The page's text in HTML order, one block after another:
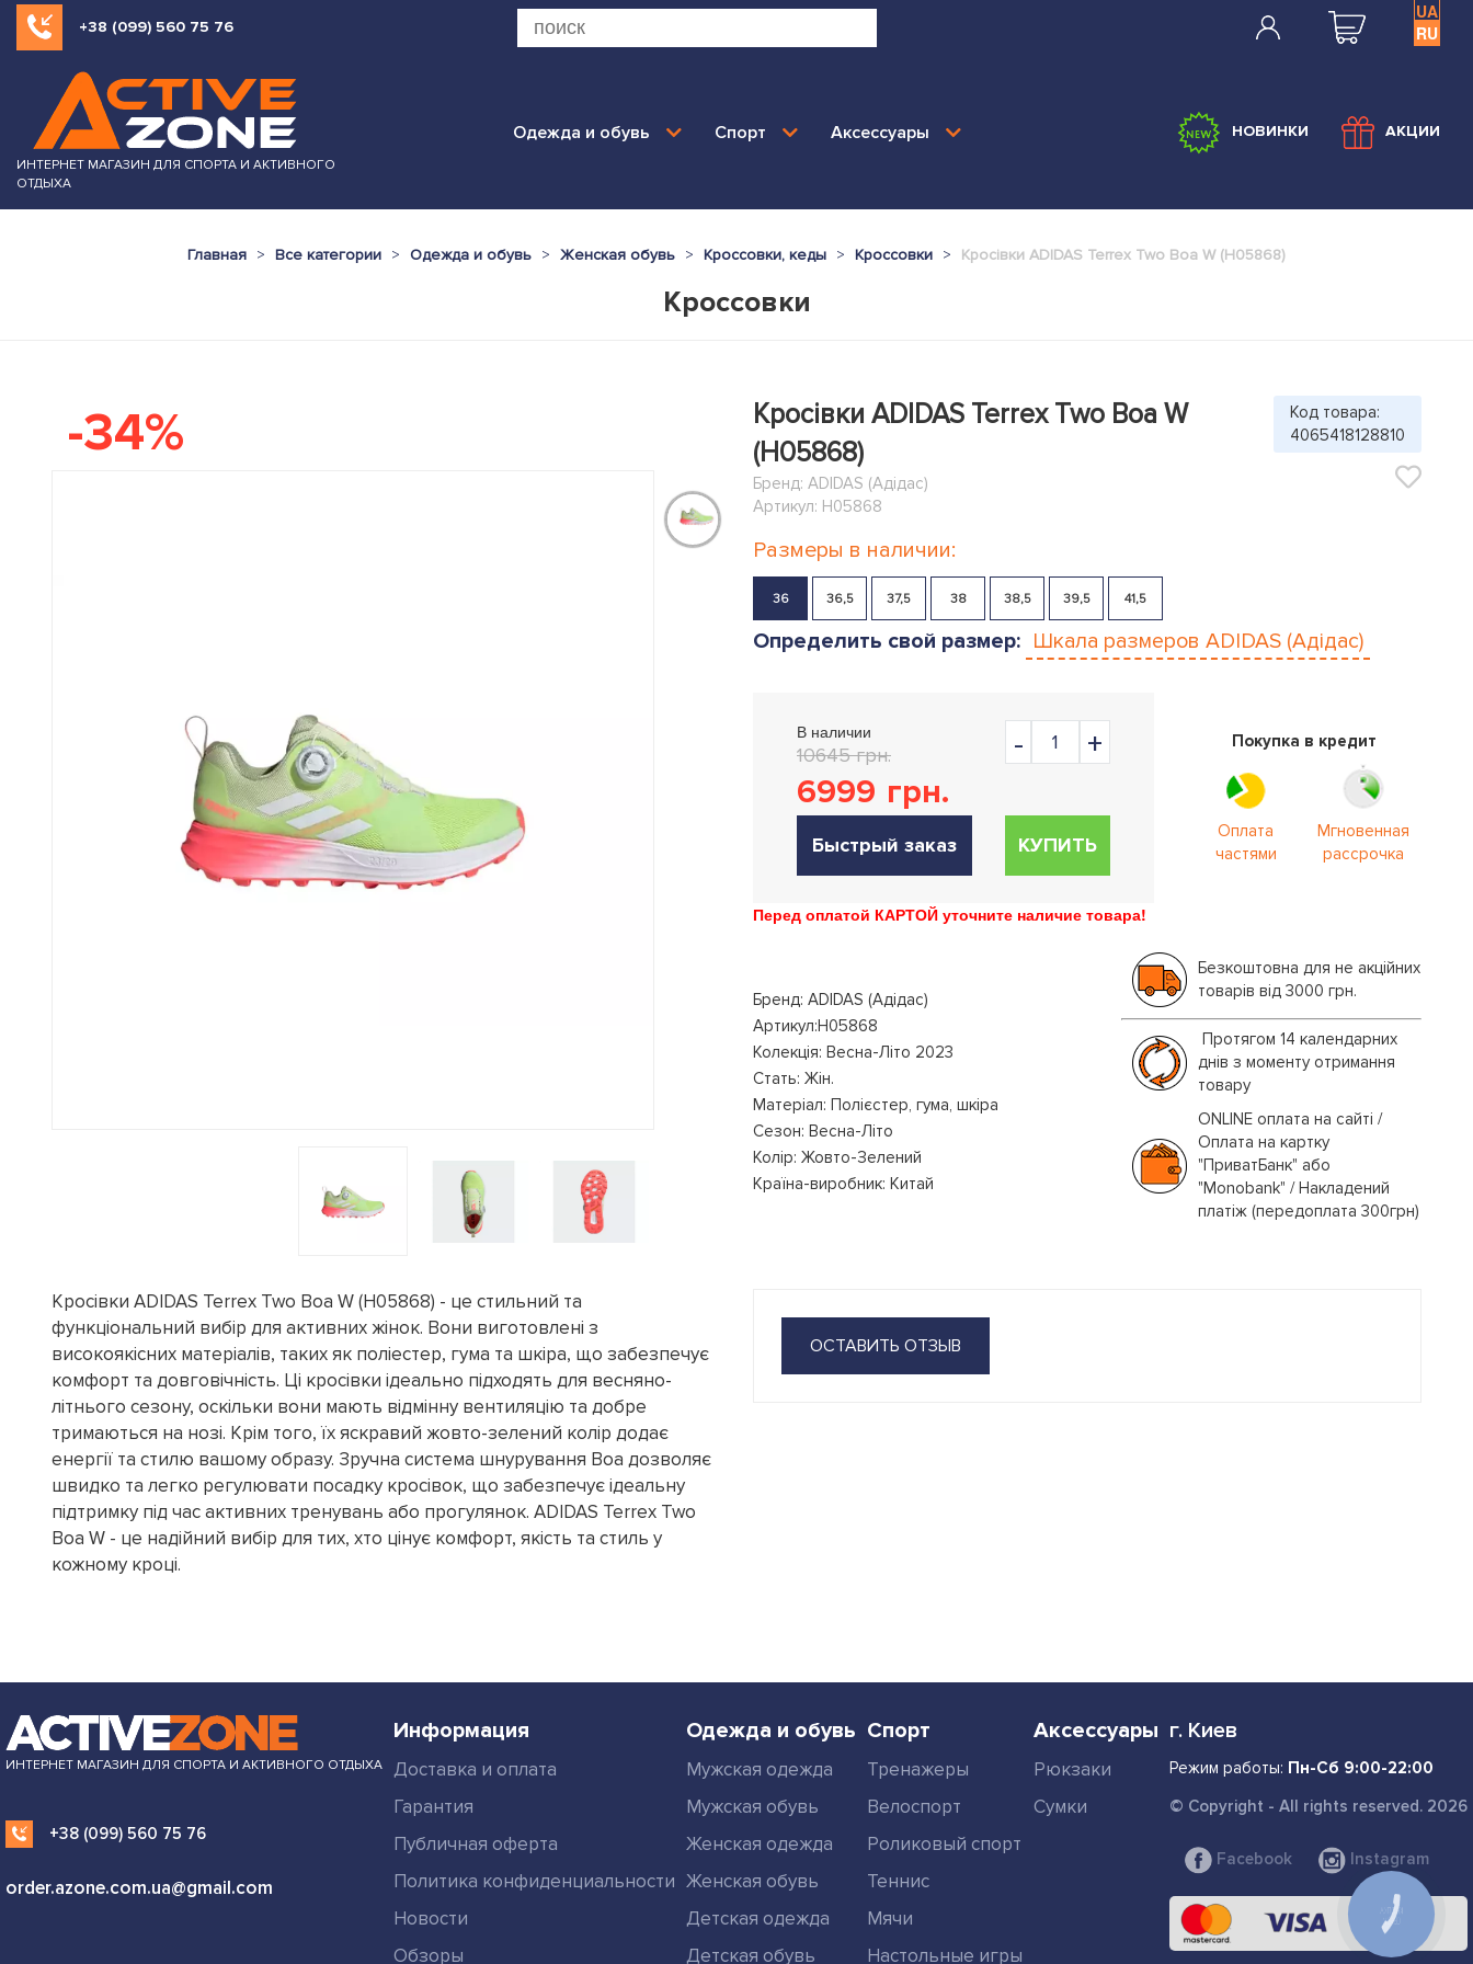
+38 (099) 560 75 76
UA
RU
ИНТЕРНЕТ МАГАЗИН ДЛЯ СПОРТА И АКТИВНОГО
ОТДЫХА
Одежда и обувь Спорт Аксессуары НОВИНКИ АКЦИИ
Главная Все категории Одежда и обувь Женская обувь Кроссовки, кеды Кроссовки Кросівки ADIDAS Terrex Two Boa W (H05868)
Кроссовки
-34%
Кросівки ADIDAS Terrex Two Boa W (H05868) - це стильний та
функціональний вибір для активних жінок. Вони виготовлені з
високоякісних матеріалів, таких як поліестер, гума та шкіра, що забезпечує
комфорт та довговічність. Ці кросівки ідеально підходять для весняно-
літнього сезону, оскільки вони мають відмінну вентиляцію та добре
тримаються на нозі. Крім того, їх яскравий жовто-зелений колір додає
енергії та стилю вашому образу. Зручна система шнурування Boa дозволяє
швидко та легко регулювати посадку кросівок, що забезпечує ідеальну
підтримку під час активних тренувань або прогулянок. ADIDAS Terrex Two
Boa W - це надійний вибір для тих, хто цінує комфорт, якість та стиль у
кожному кроці.
Кросівки ADIDAS Terrex Two Boa W
(H05868)
Бренд: ADIDAS (Адідас)
Артикул: H05868
Код товара:
4065418128810
Размеры в наличии:
36 36,5 37,5 38 38,5 39,5 41,5
Определить свой размер: Шкала размеров ADIDAS (Адідас)
В наличии
10645 грн.
6999 грн.
Быстрый заказ КУПИТЬ
Покупка в кредит
Оплата
частями
Мгновенная
рассрочка
Перед оплатой КАРТОЙ уточните наличие товара!
Бренд: ADIDAS (Адідас)
Артикул:H05868
Колекція: Весна-Літо 2023
Стать: Жін.
Матеріал: Полієстер, гума, шкіра
Сезон: Весна-Літо
Колір: Жовто-Зелений
Країна-виробник: Китай
Безкоштовна для не акційних
товарів від 3000 грн.
Протягом 14 календарних
днів з моменту отримання
товару
ONLINE оплата на сайті /
Оплата на картку
"ПриватБанк" або
"Monobank" / Накладений
платіж (передоплата 300грн)
ОСТАВИТЬ ОТЗЫВ
ИНТЕРНЕТ МАГАЗИН ДЛЯ СПОРТА И АКТИВНОГО ОТДЫХА
+38 (099) 560 75 76
order.azone.com.ua@gmail.com
Информация
Доставка и оплата
Гарантия
Публичная оферта
Политика конфиденциальности
Новости
Обзоры
Одежда и обувь
Мужская одежда
Мужская обувь
Женская одежда
Женская обувь
Детская одежда
Детская обувь
Спорт
Тренажеры
Велоспорт
Роликовый спорт
Теннис
Мячи
Настольные игры
Аксессуары
Рюкзаки
Сумки
г. Киев
Режим работы: Пн-Сб 9:00-22:00
© Copyright - All rights reserved. 2026
Facebook Instagram
КНОПКА
СВЯЗИ